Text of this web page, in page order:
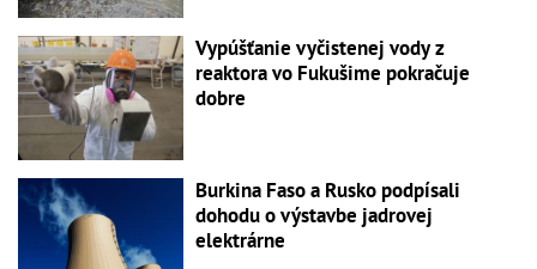
Vypúšťanie vyčistenej vody z
reaktora vo Fukušime pokračuje
dobre
Burkina Faso a Rusko podpísali
dohodu o výstavbe jadrovej
elektrárne